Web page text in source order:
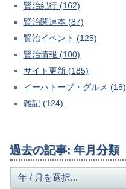
賢治紀行 (162)
賢治関連本 (87)
賢治イベント (125)
賢治情報 (100)
サイト更新 (185)
イーハトーブ・グルメ (18)
雑記 (124)
過去の記事: 年月分類